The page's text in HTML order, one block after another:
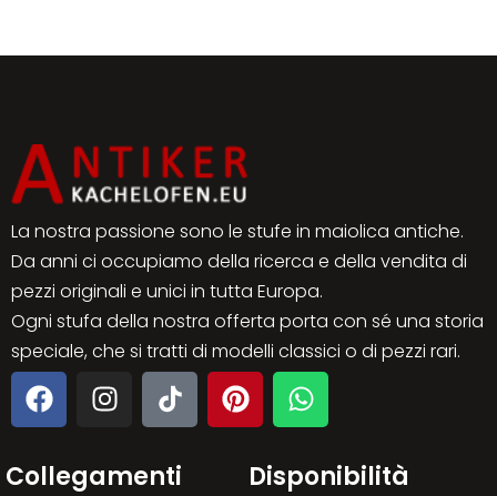
La nostra passione sono le stufe in maiolica antiche.
Da anni ci occupiamo della ricerca e della vendita di
pezzi originali e unici in tutta Europa.
Ogni stufa della nostra offerta porta con sé una storia
speciale, che si tratti di modelli classici o di pezzi rari.
Collegamenti Disponibilità